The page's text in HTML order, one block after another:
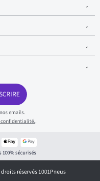
emails.
.
sécurisés
réservés 1001Pneus